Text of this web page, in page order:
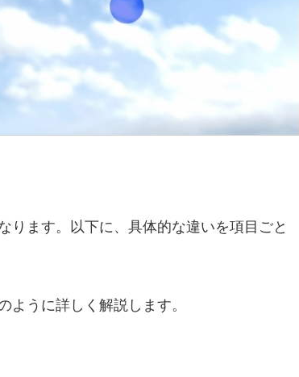
ります。以下に、具体的な違いを項目ごと
ように詳しく解説します。